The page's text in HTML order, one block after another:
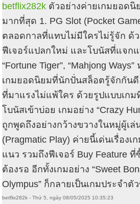
betflix282k ตัวอย่างค่ายเกมยอด
มากที่สุด 1. PG Slot (Pocket
ตลอดกาลที่แทบไม่มีใครไม่รู้จัก ด้
ฟีเจอร์แปลกใหม่ และโบนัสที่แจกแ
“Fortune Tiger”, “Mahjong
เกมยอดนิยมที่นักปั่นสล็อตรู้จักกันดี
ที่มาแรงไม่แพ้ใคร ด้วยรูปแบบเกม
โบนัสเข้าบ่อย เกมอย่าง “Crazy
ถูกพูดถึงอย่างกว้างขวางในหมู่ผู้เล่
(Pragmatic Play) ค่ายนี้เด่นเรื่อง
แนว รวมถึงฟีเจอร์ Buy Feature
ต้องรอ อีกทั้งเกมอย่าง “Sweet
Olympus” ก็กลายเป็นเกมประจำ
betflix282k - Thứ 5, ngày 08/05/2025 10:35:23